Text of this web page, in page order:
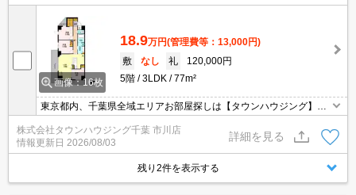
画像：16枚
18.9万円(管理費等：13,000円)
敷
なし 礼
120,000円
5階
3LDK 77m²
東京都内、千葉県全域エリアお部屋探しは【タウンハウジング】に
お任せください！オンラインでご相談・ご見学・ご契約お手続きも
ご対応可能です。
株式会社タウンハウジング千葉 市川店
情報更新日 2026/08/03
詳細を見る
残り2件を表示する